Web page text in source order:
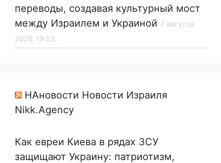
переводы, создавая культурный мост
между Израилем и Украиной 7 августа
2026, 19:52,
НАновости Новости Израиля
Nikk.Agency
Как евреи Киева в рядах ЗСУ
защищают Украину: патриотизм,